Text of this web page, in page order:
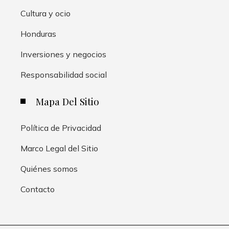
Cultura y ocio
Honduras
Inversiones y negocios
Responsabilidad social
Mapa Del Sitio
Política de Privacidad
Marco Legal del Sitio
Quiénes somos
Contacto